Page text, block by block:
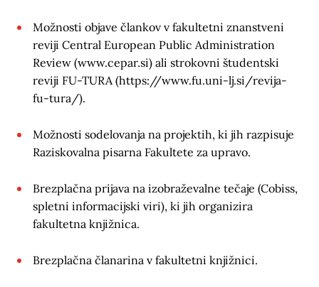
Možnosti objave člankov v fakultetni znanstveni
reviji Central European Public Administration
Review (www.cepar.si) ali strokovni študentski
reviji FU-TURA (https://www.fu.uni-lj.si/revija-
fu-tura/).
Možnosti sodelovanja na projektih, ki jih razpisuje
Raziskovalna pisarna Fakultete za upravo.
Brezplačna prijava na izobraževalne tečaje (Cobiss,
spletni informacijski viri), ki jih organizira
fakultetna knjižnica.
Brezplačna članarina v fakultetni knjižnici.